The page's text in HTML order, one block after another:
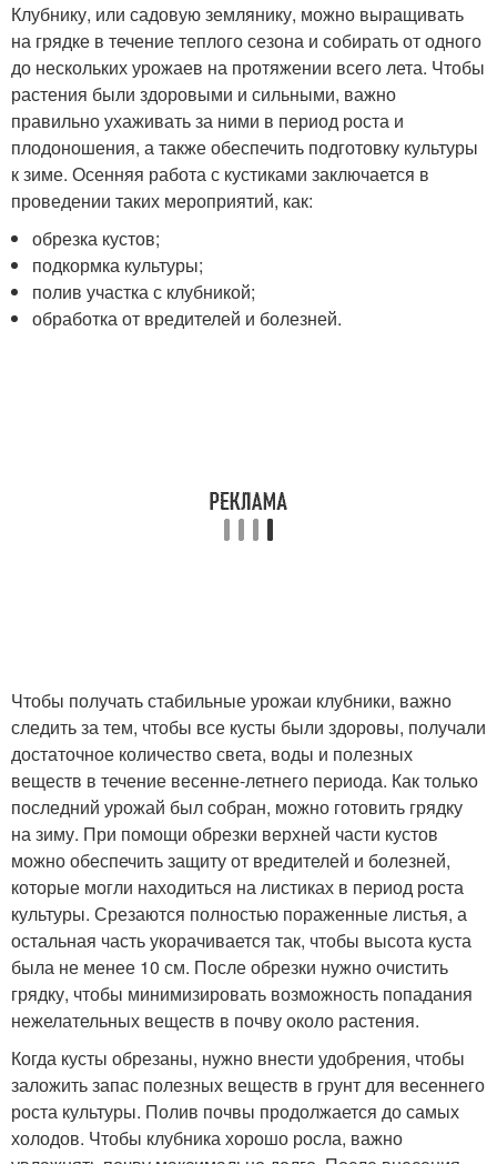
Клубнику, или садовую землянику, можно выращивать
на грядке в течение теплого сезона и собирать от одного
до нескольких урожаев на протяжении всего лета. Чтобы
растения были здоровыми и сильными, важно
правильно ухаживать за ними в период роста и
плодоношения, а также обеспечить подготовку культуры
к зиме. Осенняя работа с кустиками заключается в
проведении таких мероприятий, как:
обрезка кустов;
подкормка культуры;
полив участка с клубникой;
обработка от вредителей и болезней.
Чтобы получать стабильные урожаи клубники, важно
следить за тем, чтобы все кусты были здоровы, получали
достаточное количество света, воды и полезных
веществ в течение весенне-летнего периода. Как только
последний урожай был собран, можно готовить грядку
на зиму. При помощи обрезки верхней части кустов
можно обеспечить защиту от вредителей и болезней,
которые могли находиться на листиках в период роста
культуры. Срезаются полностью пораженные листья, а
остальная часть укорачивается так, чтобы высота куста
была не менее 10 см. После обрезки нужно очистить
грядку, чтобы минимизировать возможность попадания
нежелательных веществ в почву около растения.
Когда кусты обрезаны, нужно внести удобрения, чтобы
заложить запас полезных веществ в грунт для весеннего
роста культуры. Полив почвы продолжается до самых
холодов. Чтобы клубника хорошо росла, важно